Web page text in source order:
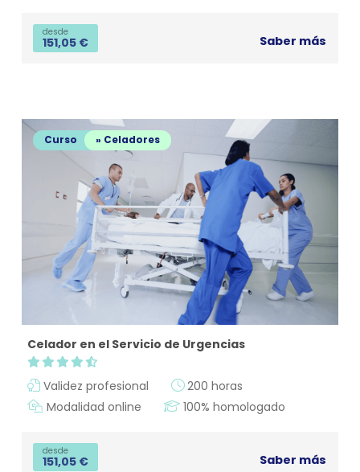
desde
151,05 € Saber más
Curso » Celadores
Celador en el Servicio de Urgencias
Validez profesional
200 horas
Modalidad online
100% homologado
desde
151,05 € Saber más